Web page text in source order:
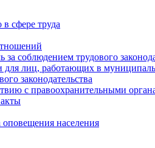
сфере труда
соблюдением трудового
для лиц, работающих в
законодательства
с правоохранительными
населения